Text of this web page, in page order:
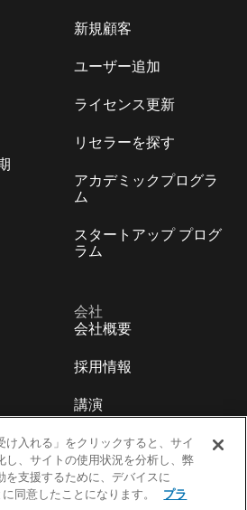
新規顧客
ユーザー追加
ライセンス更新
リセラーを探す
アカデミックプログラ
ム
スタートアップ プログ
ラム
会社
会社概要
採用情報
講演
イベント
開発者ブログ
け入れる」をクリックすると、サイ
し、サイトの使用状況を分析し、弊
を支援するために、デバイスに
同意したことになります。
プラ